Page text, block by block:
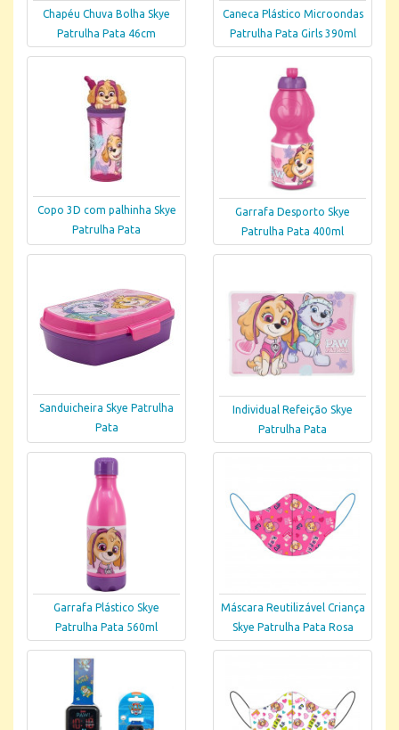
Chapéu Chuva Bolha Skye
Patrulha Pata 46cm
Caneca Plástico Microondas
Patrulha Pata Girls 390ml
Copo 3D com palhinha Skye
Patrulha Pata
Garrafa Desporto Skye
Patrulha Pata 400ml
Sanduicheira Skye Patrulha
Pata
Individual Refeição Skye
Patrulha Pata
Garrafa Plástico Skye
Patrulha Pata 560ml
Máscara Reutilizável Criança
Skye Patrulha Pata Rosa